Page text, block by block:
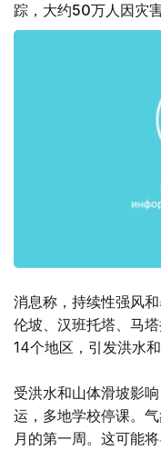
踪，大约50万人因灾
消息称，持续性强风
伦坡、汉班托塔、马
14个地区，引发洪水和
受洪水和山体滑坡影
运，多地学校停课。
月的第一周。这可能